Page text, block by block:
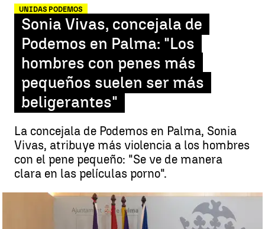
UNIDAS PODEMOS
Sonia Vivas, concejala de
Podemos en Palma: "Los
hombres con penes más
pequeños suelen ser más
beligerantes"
La concejala de Podemos en Palma, Sonia
Vivas, atribuye más violencia a los hombres
con el pene pequeño: "Se ve de manera
clara en las películas porno".